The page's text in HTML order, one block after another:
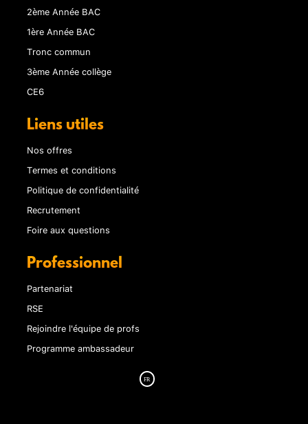
2ème Année BAC
1ère Année BAC
Tronc commun
3ème Année collège
CE6
Liens utiles
Nos offres
Termes et conditions
Politique de confidentialité
Recrutement
Foire aux questions
Professionnel
Partenariat
RSE
Rejoindre l'équipe de profs
Programme ambassadeur